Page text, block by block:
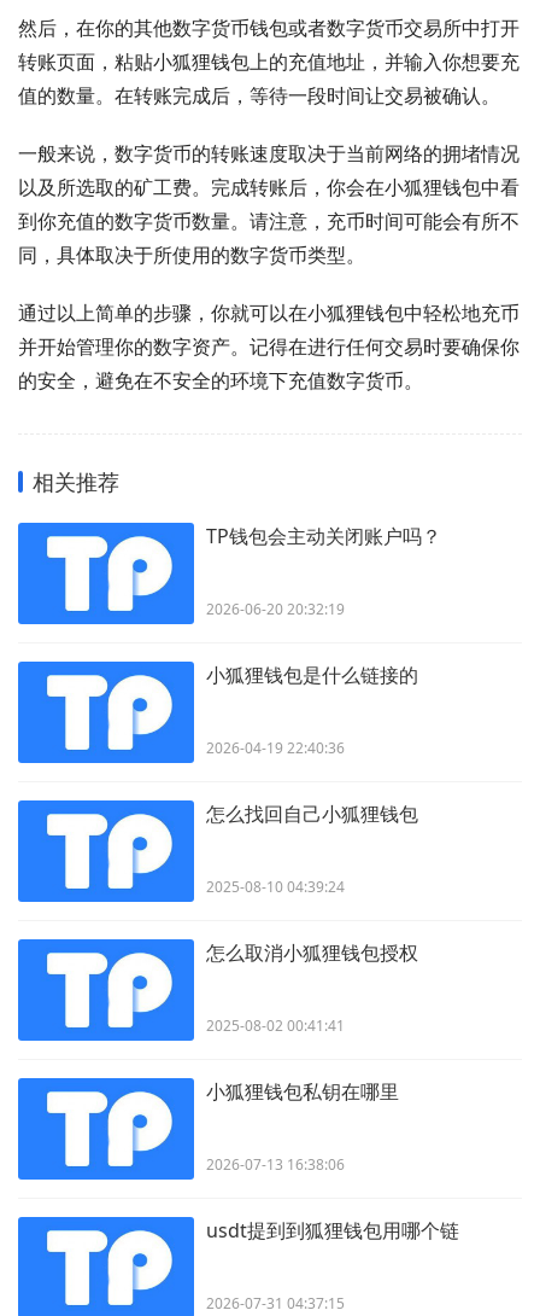
然后，在你的其他数字货币钱包或者数字货币交易所中打开
转账页面，粘贴小狐狸钱包上的充值地址，并输入你想要充
值的数量。在转账完成后，等待一段时间让交易被确认。
一般来说，数字货币的转账速度取决于当前网络的拥堵情况
以及所选取的矿工费。完成转账后，你会在小狐狸钱包中看
到你充值的数字货币数量。请注意，充币时间可能会有所不
同，具体取决于所使用的数字货币类型。
通过以上简单的步骤，你就可以在小狐狸钱包中轻松地充币
并开始管理你的数字资产。记得在进行任何交易时要确保你
的安全，避免在不安全的环境下充值数字货币。
相关推荐
TP钱包会主动关闭账户吗？
2026-06-20 20:32:19
小狐狸钱包是什么链接的
2026-04-19 22:40:36
怎么找回自己小狐狸钱包
2025-08-10 04:39:24
怎么取消小狐狸钱包授权
2025-08-02 00:41:41
小狐狸钱包私钥在哪里
2026-07-13 16:38:06
usdt提到到狐狸钱包用哪个链
2026-07-31 04:37:15